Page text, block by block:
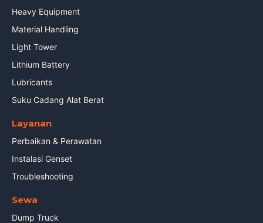
Heavy Equipment
Material Handling
Light Tower
Lithium Battery
Lubricants
Suku Cadang Alat Berat
Layanan
Perbaikan & Perawatan
Instalasi Genset
Troubleshooting
Sewa
Dump Truck